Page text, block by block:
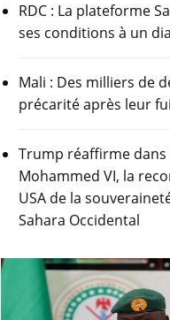
RDC : La plateforme
ses conditions à un
Mali : Des milliers de
précarité après leur
Trump réaffirme dans
Mohammed VI, la
USA de la
Sahara Occidental